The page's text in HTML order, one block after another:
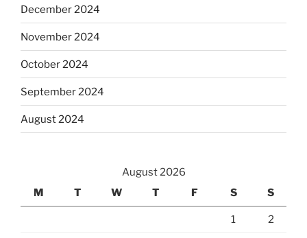
December 2024
November 2024
October 2024
September 2024
August 2024
August 2026
M
T W T F S S
1 2